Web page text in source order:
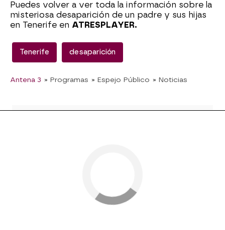
Puedes volver a ver toda la información sobre la
misteriosa desaparición de un padre y sus hijas
en Tenerife en ATRESPLAYER.
Tenerife desaparición
Antena 3 » Programas » Espejo Público » Noticias